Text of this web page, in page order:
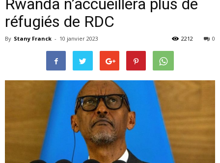
Rwanda n’accueillera plus de
réfugiés de RDC
By Stany Franck - 10 janvier 2023 0
2212